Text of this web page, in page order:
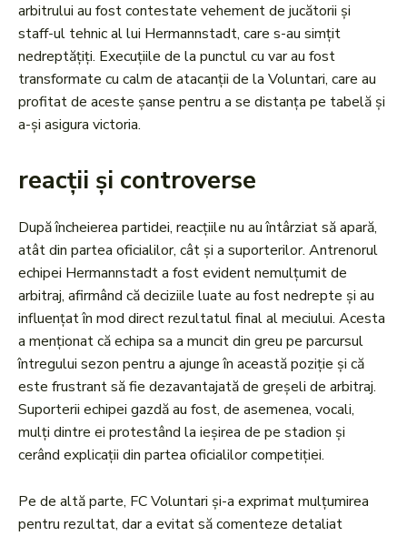
arbitrului au fost contestate vehement de jucătorii și
staff-ul tehnic al lui Hermannstadt, care s-au simțit
nedreptățiți. Execuțiile de la punctul cu var au fost
transformate cu calm de atacanții de la Voluntari, care au
profitat de aceste șanse pentru a se distanța pe tabelă și
a-și asigura victoria.
reacții și controverse
După încheierea partidei, reacțiile nu au întârziat să apară,
atât din partea oficialilor, cât și a suporterilor. Antrenorul
echipei Hermannstadt a fost evident nemulțumit de
arbitraj, afirmând că deciziile luate au fost nedrepte și au
influențat în mod direct rezultatul final al meciului. Acesta
a menționat că echipa sa a muncit din greu pe parcursul
întregului sezon pentru a ajunge în această poziție și că
este frustrant să fie dezavantajată de greșeli de arbitraj.
Suporterii echipei gazdă au fost, de asemenea, vocali,
mulți dintre ei protestând la ieșirea de pe stadion și
cerând explicații din partea oficialilor competiției.
Pe de altă parte, FC Voluntari și-a exprimat mulțumirea
pentru rezultat, dar a evitat să comenteze detaliat